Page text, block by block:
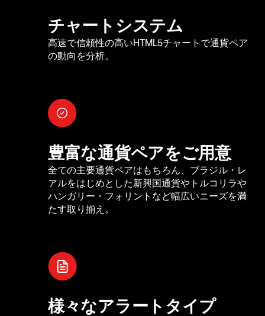
チャートシステム
高速で信頼性の高いHTML5チャートで通貨ペア
の動向を分析。
豊富な通貨ペアをご用意
全ての主要通貨ペアはもちろん、ブラジル・レ
アルをはじめとした新興国通貨やトルコリラや
ハンガリー・フォリントなど幅広いニーズを満
たす取り揃え。
様々なアラートタイプ